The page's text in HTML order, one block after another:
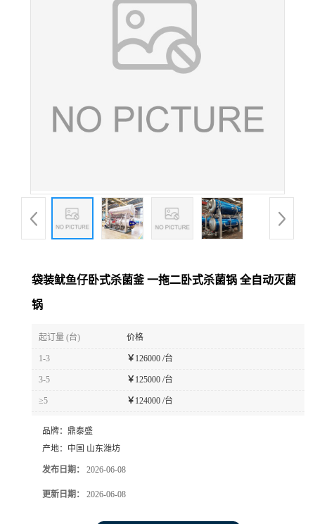
袋装鱿鱼仔卧式杀菌釜 一拖二卧式杀菌锅 全自动灭菌
锅
起订量 (台) 价格
1-3 ￥ 126000 /台
3-5 ￥ 125000 /台
≥5 ￥ 124000 /台
品牌： 鼎泰盛
产地： 中国 山东潍坊
发布日期： 2026-06-08
更新日期： 2026-06-08